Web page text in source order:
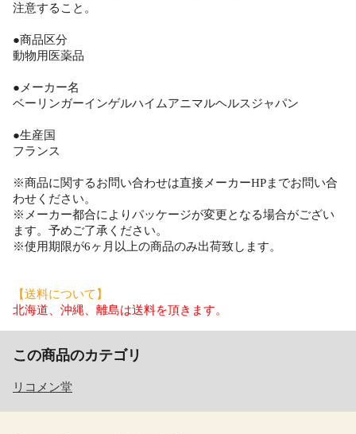
注意すること。
●商品区分
動物用医薬品
●メーカー名
ベーリンガーインゲルハイムアニマルヘルスジャパン
●生産国
フランス
※商品に関するお問い合わせは直接メーカーHPまでお問い合
わせください。
※メーカー都合によりパッケージが変更となる場合がござい
ます。予めご了承ください。
※使用期限が6ヶ月以上の商品のみ出荷致します。
【送料について】
北海道、沖縄、離島は送料を頂きます。
この商品のカテゴリ
リコメン堂